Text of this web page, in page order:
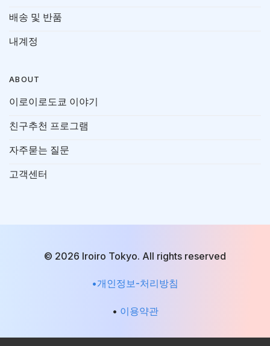
배송 및 반품
내계정
ABOUT
이로이로도쿄 이야기
친구추천 프로그램
자주묻는 질문
고객센터
© 2026 Iroiro Tokyo. All rights reserved
•개인정보-처리방침
• 이용약관